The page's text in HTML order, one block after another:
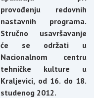
provođenju redovnih
nastavnih programa.
Stručno usavršavanje
će se održati u
Nacionalnom centru
tehničke kulture u
Kraljevici, od 16. do 18.
studenog 2012.